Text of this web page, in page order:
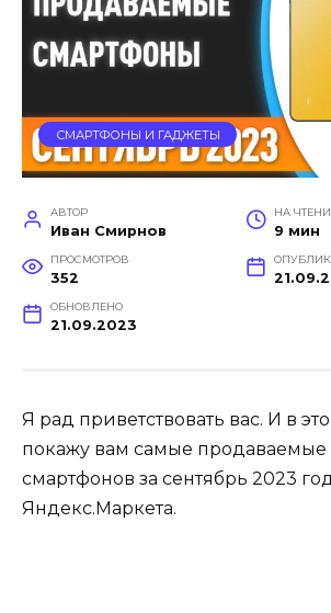
СМАРТФОНЫ И ГАДЖЕТЫ
АВТОР
Иван Смирнов
НА
9 мин
ПРОСМОТРОВ
352
ОБНОВЛЕНО
21.09.2023
Я рад приветствовать вас. И в
покажу вам самые
смартфонов за сентябрь 2023
Яндекс.Маркета.